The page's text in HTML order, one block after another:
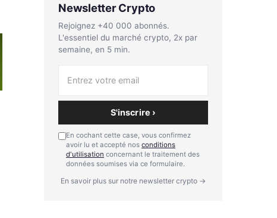
Newsletter Crypto
Rejoignez +40 000 abonnés.
L'essentiel du marché crypto, 2x par
semaine, en 5 min.
S'inscrire ›
En cochant cette case, vous confirmez
avoir lu et accepté nos conditions
d'utilisation concernant le traitement des
données soumises via ce formulaire.
En savoir plus sur notre newsletter crypto →